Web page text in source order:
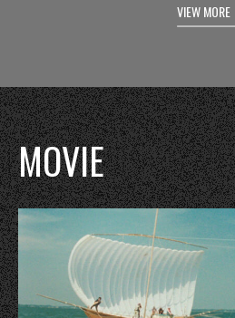
VIEW MORE
MOVIE